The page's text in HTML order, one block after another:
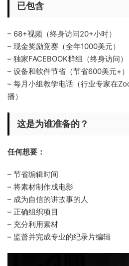
已包含
– 68+视频（终身访问20+小时）
– 现金奖励竞赛（全年1000美元）
– 独家FACEBOOK群组（终身访问）
– 设备和软件节省（节省600美元+）
– 每月小组教学电话（行业专家在
播）
这是为谁准备的？
任何想要：
– 节省编辑时间
– 将素材制作成电影
– 成为自信的讲故事的人
– 正确组织项目
– 充分利用素材
– 监督并完成专业的纪录片编辑